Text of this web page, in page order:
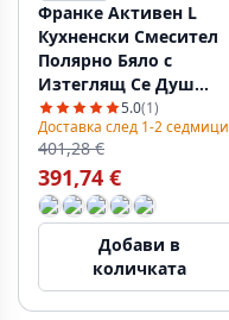
Франке Активен L
Кухненски Смесител
Полярно Бяло с
Изтеглящ Се Душ
115.0653.387
5.0(1)
Доставка след 1-2 седмици
401,28 €
391,74 €
Добави в
количката